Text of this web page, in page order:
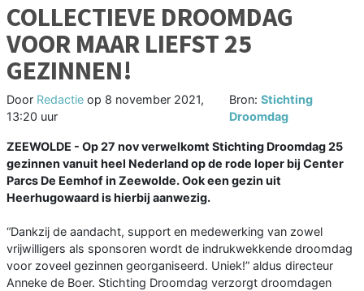
COLLECTIEVE DROOMDAG
VOOR MAAR LIEFST 25
GEZINNEN!
Door Redactie op 8 november 2021,
13:20 uur
Bron: Stichting
Droomdag
ZEEWOLDE - Op 27 nov verwelkomt Stichting Droomdag 25
gezinnen vanuit heel Nederland op de rode loper bij Center
Parcs De Eemhof in Zeewolde. Ook een gezin uit
Heerhugowaard is hierbij aanwezig.
“Dankzij de aandacht, support en medewerking van zowel
vrijwilligers als sponsoren wordt de indrukwekkende droomdag
voor zoveel gezinnen georganiseerd. Uniek!” aldus directeur
Anneke de Boer. Stichting Droomdag verzorgt droomdagen